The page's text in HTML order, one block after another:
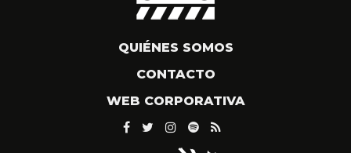
QUIÉNES SOMOS
CONTACTO
WEB CORPORATIVA